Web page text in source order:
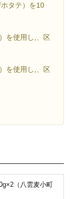
タテ）を10
を使用し,、区
を使用し,、区
（八雲麦小町